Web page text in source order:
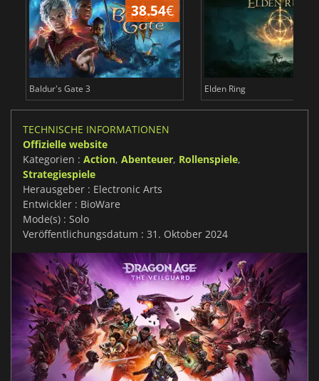
38.54€
Baldur's Gate 3 Elden Ring
TECHNISCHE INFORMATIONEN
Offizielle website
Kategorien : Action, Abenteuer, Rollenspiele,
Strategiespiele
Herausgeber : Electronic Arts
Entwickler : BioWare
Mode(s) : Solo
Veröffentlichungsdatum : 31. Oktober 2024